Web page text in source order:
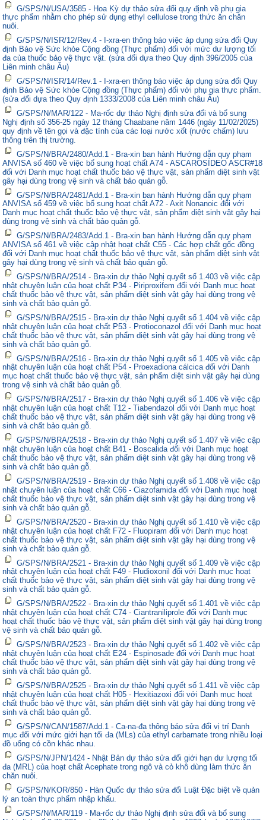
G/SPS/N/USA/3585 - Hoa Kỳ dự thảo sửa đổi quy định về phụ gia
thực phẩm nhằm cho phép sử dụng ethyl cellulose trong thức ăn chăn
nuôi.
G/SPS/N/ISR/12/Rev.4 - I-xra-en thông báo việc áp dụng sửa đổi Quy
định Bảo vệ Sức khỏe Cộng đồng (Thực phẩm) đối với mức dư lượng tối
đa của thuốc bảo vệ thực vật. (sửa đổi dựa theo Quy định 396/2005 của
Liên minh châu Âu)
G/SPS/N/ISR/14/Rev.1 - I-xra-en thông báo việc áp dụng sửa đổi Quy
định Bảo vệ Sức khỏe Cộng đồng (Thực phẩm) đối với phụ gia thực phẩm.
(sửa đổi dựa theo Quy định 1333/2008 của Liên minh châu Âu)
G/SPS/N/MAR/122 - Ma-rốc dự thảo Nghị định sửa đổi và bổ sung
Nghị định số 356-25 ngày 12 tháng Chaabane năm 1446 (ngày 11/02/2025)
quy định về tên gọi và đặc tính của các loại nước xốt (nước chấm) lưu
thông trên thị trường.
G/SPS/N/BRA/2480/Add.1 - Bra-xin ban hành Hướng dẫn quy phạm
ANVISA số 460 về việc bổ sung hoạt chất A74 - ASCAROSÍDEO ASCR#18
đối với Danh mục hoạt chất thuốc bảo vệ thực vật, sản phẩm diệt sinh vật
gây hại dùng trong vệ sinh và chất bảo quản gỗ.
G/SPS/N/BRA/2481/Add.1 - Bra-xin ban hành Hướng dẫn quy phạm
ANVISA số 459 về việc bổ sung hoạt chất A72 - Axit Nonanoic đối với
Danh mục hoạt chất thuốc bảo vệ thực vật, sản phẩm diệt sinh vật gây hại
dùng trong vệ sinh và chất bảo quản gỗ.
G/SPS/N/BRA/2483/Add.1 - Bra-xin ban hành Hướng dẫn quy phạm
ANVISA số 461 về việc cập nhật hoạt chất C55 - Các hợp chất gốc đồng
đối với Danh mục hoạt chất thuốc bảo vệ thực vật, sản phẩm diệt sinh vật
gây hại dùng trong vệ sinh và chất bảo quản gỗ.
G/SPS/N/BRA/2514 - Bra-xin dự thảo Nghị quyết số 1.403 về việc cập
nhật chuyên luận của hoạt chất P34 - Piriproxifem đối với Danh mục hoạt
chất thuốc bảo vệ thực vật, sản phẩm diệt sinh vật gây hại dùng trong vệ
sinh và chất bảo quản gỗ.
G/SPS/N/BRA/2515 - Bra-xin dự thảo Nghị quyết số 1.404 về việc cập
nhật chuyên luận của hoạt chất P53 - Protioconazol đối với Danh mục hoạt
chất thuốc bảo vệ thực vật, sản phẩm diệt sinh vật gây hại dùng trong vệ
sinh và chất bảo quản gỗ.
G/SPS/N/BRA/2516 - Bra-xin dự thảo Nghị quyết số 1.405 về việc cập
nhật chuyên luận của hoạt chất P54 - Proexadiona cálcica đối với Danh
mục hoạt chất thuốc bảo vệ thực vật, sản phẩm diệt sinh vật gây hại dùng
trong vệ sinh và chất bảo quản gỗ.
G/SPS/N/BRA/2517 - Bra-xin dự thảo Nghị quyết số 1.406 về việc cập
nhật chuyên luận của hoạt chất T12 - Tiabendazol đối với Danh mục hoạt
chất thuốc bảo vệ thực vật, sản phẩm diệt sinh vật gây hại dùng trong vệ
sinh và chất bảo quản gỗ.
G/SPS/N/BRA/2518 - Bra-xin dự thảo Nghị quyết số 1.407 về việc cập
nhật chuyên luận của hoạt chất B41 - Boscalida đối với Danh mục hoạt
chất thuốc bảo vệ thực vật, sản phẩm diệt sinh vật gây hại dùng trong vệ
sinh và chất bảo quản gỗ.
G/SPS/N/BRA/2519 - Bra-xin dự thảo Nghị quyết số 1.408 về việc cập
nhật chuyên luận của hoạt chất C66 - Ciazofamida đối với Danh mục hoạt
chất thuốc bảo vệ thực vật, sản phẩm diệt sinh vật gây hại dùng trong vệ
sinh và chất bảo quản gỗ.
G/SPS/N/BRA/2520 - Bra-xin dự thảo Nghị quyết số 1.410 về việc cập
nhật chuyên luận của hoạt chất F72 - Fluopiram đối với Danh mục hoạt
chất thuốc bảo vệ thực vật, sản phẩm diệt sinh vật gây hại dùng trong vệ
sinh và chất bảo quản gỗ.
G/SPS/N/BRA/2521 - Bra-xin dự thảo Nghị quyết số 1.409 về việc cập
nhật chuyên luận của hoạt chất F49 - Fludioxonil đối với Danh mục hoạt
chất thuốc bảo vệ thực vật, sản phẩm diệt sinh vật gây hại dùng trong vệ
sinh và chất bảo quản gỗ.
G/SPS/N/BRA/2522 - Bra-xin dự thảo Nghị quyết số 1.401 về việc cập
nhật chuyên luận của hoạt chất C74 - Ciantraniliprole đối với Danh mục
hoạt chất thuốc bảo vệ thực vật, sản phẩm diệt sinh vật gây hại dùng trong
vệ sinh và chất bảo quản gỗ.
G/SPS/N/BRA/2523 - Bra-xin dự thảo Nghị quyết số 1.402 về việc cập
nhật chuyên luận của hoạt chất E24 - Espinosade đối với Danh mục hoạt
chất thuốc bảo vệ thực vật, sản phẩm diệt sinh vật gây hại dùng trong vệ
sinh và chất bảo quản gỗ.
G/SPS/N/BRA/2525 - Bra-xin dự thảo Nghị quyết số 1.411 về việc cập
nhật chuyên luận của hoạt chất H05 - Hexitiazoxi đối với Danh mục hoạt
chất thuốc bảo vệ thực vật, sản phẩm diệt sinh vật gây hại dùng trong vệ
sinh và chất bảo quản gỗ.
G/SPS/N/CAN/1587/Add.1 - Ca-na-đa thông báo sửa đổi vị trí Danh
mục đối với mức giới hạn tối đa (MLs) của ethyl carbamate trong nhiều loại
đồ uống có cồn khác nhau.
G/SPS/N/JPN/1424 - Nhật Bản dự thảo sửa đổi giới hạn dư lượng tối
đa (MRL) của hoạt chất Acephate trong ngô và cỏ khô dùng làm thức ăn
chăn nuôi.
G/SPS/N/KOR/850 - Hàn Quốc dự thảo sửa đổi Luật Đặc biệt về quản
lý an toàn thực phẩm nhập khẩu.
G/SPS/N/MAR/119 - Ma-rốc dự thảo Nghị định sửa đổi và bổ sung